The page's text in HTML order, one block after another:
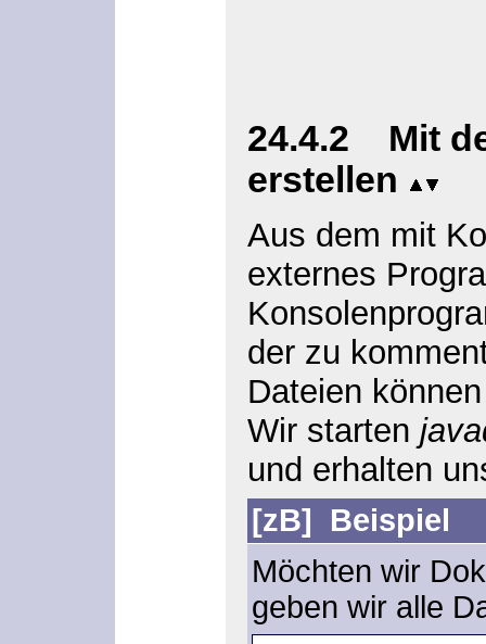
24.4.2 Mit
erstellen
Aus dem mit
externes
der zu
Dateien
Wir starten
und erhalten
[zB] Beispiel
Möchten wir
geben wir alle